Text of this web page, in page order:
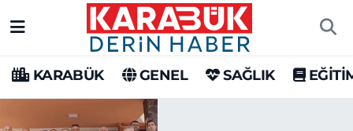
KARABÜK GENEL SAĞLIK
Karabük Hava Durumu